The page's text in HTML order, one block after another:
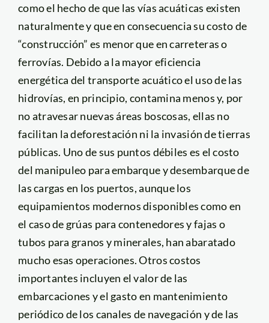
como el hecho de que las vías acuáticas existen
naturalmente y que en consecuencia su costo de
“construcción” es menor que en carreteras o
ferrovías. Debido a la mayor eficiencia
energética del transporte acuático el uso de las
hidrovías, en principio, contamina menos y, por
no atravesar nuevas áreas boscosas, ellas no
facilitan la deforestación ni la invasión de tierras
públicas. Uno de sus puntos débiles es el costo
del manipuleo para embarque y desembarque de
las cargas en los puertos, aunque los
equipamientos modernos disponibles como en
el caso de grúas para contenedores y fajas o
tubos para granos y minerales, han abaratado
mucho esas operaciones. Otros costos
importantes incluyen el valor de las
embarcaciones y el gasto en mantenimiento
periódico de los canales de navegación y de las